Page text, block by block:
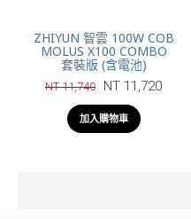
ZHIYUN 智雲 100W COB
MOLUS X100 COMBO
套裝版 (含電池)
NT 11,740 NT 11,720
加入購物車